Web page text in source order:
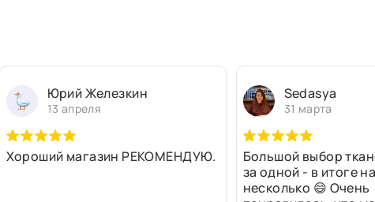
Юрий Железкин
13 апреля
Хороший магазин РЕКОМЕНДУЮ.
Sedasya
31 марта
Большой выбор
за одной - в итоге
несколько 😄 Очень